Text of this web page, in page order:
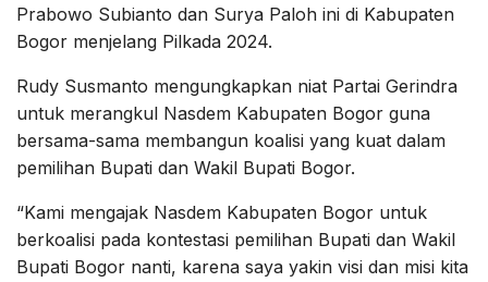
Prabowo Subianto dan Surya Paloh ini di Kabupaten
Bogor menjelang Pilkada 2024.
Rudy Susmanto mengungkapkan niat Partai Gerindra
untuk merangkul Nasdem Kabupaten Bogor guna
bersama-sama membangun koalisi yang kuat dalam
pemilihan Bupati dan Wakil Bupati Bogor.
“Kami mengajak Nasdem Kabupaten Bogor untuk
berkoalisi pada kontestasi pemilihan Bupati dan Wakil
Bupati Bogor nanti, karena saya yakin visi dan misi kita